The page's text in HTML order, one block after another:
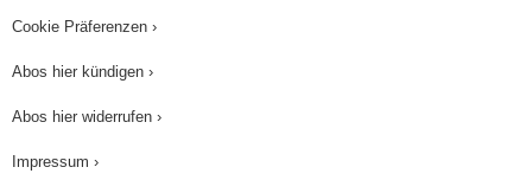
der Masse m, die an der Feder hängt und der
ist eine Materialeigenschaft. Ihr kennt Feder, die
sich leicht auseinanderziehen lassen und ihr
Cookie Präferenzen ›
Abos hier kündigen ›
Abos hier widerrufen ›
Impressum ›